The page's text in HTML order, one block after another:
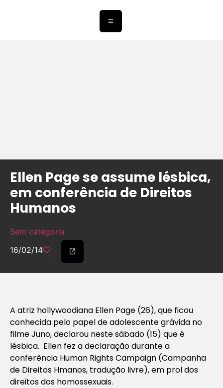
Ellen Page se assume lésbica,
em conferência de Direitos
Humanos
Sem categoria
16/02/14
A atriz hollywoodiana Ellen Page (26), que ficou
conhecida pelo papel de adolescente grávida no
filme Juno, declarou neste sábado (15) que é
lésbica. Ellen fez a declaração durante a
conferência Human Rights Campaign (Campanha
de Direitos Hmanos, tradução livre), em prol dos
direitos dos homossexuais.